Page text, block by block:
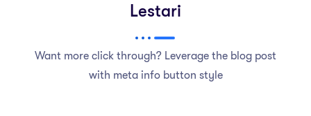
Lestari
Want more click through? Leverage the blog post
with meta info button style